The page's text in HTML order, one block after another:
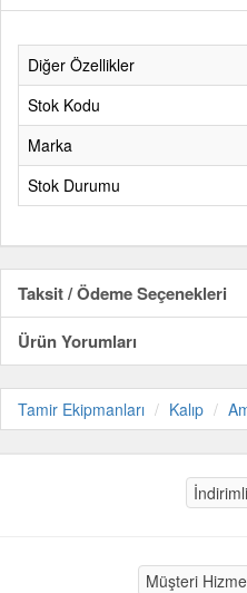
Diğer Özellikler
Stok Kodu
Marka
Stok Durumu
Taksit / Ödeme Seçenekleri
Ürün Yorumları
Tamir Ekipmanları Kalıp
Müşteri